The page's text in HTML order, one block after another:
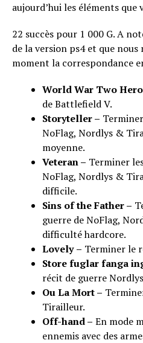
aujourd’hui les éléments que
22 succès pour 1 000 G. A
de la version ps4 et que nous
moment la correspondance
World War Two
de Battlefield V.
Storyteller –
NoFlag, Nordlys &
moyenne.
Veteran – Terminer
NoFlag, Nordlys &
difficile.
Sins of the Father –
guerre de NoFlag,
difficulté hardcore.
Lovely – Terminer le
Store fuglar fanga
récit de guerre
Ou La Mort –
Tirailleur.
Off-hand – En mode
ennemis avec des